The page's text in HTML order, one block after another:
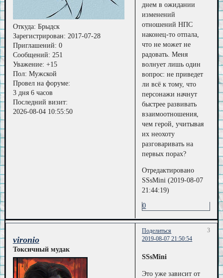
Откуда: Брыдск
Зарегистрирован: 2017-07-28
Приглашений: 0
Сообщений: 251
Уважение: +15
Пол: Мужской
Провел на форуме:
3 дня 6 часов
Последний визит:
2026-08-04 10:55:50
днем в ожидании
изменений
отношений НПС
наконец-то отпала,
что не может не
радовать. Меня
волнует лишь один
вопрос: не приведет
ли всё к тому, что
персонажи начнут
быстрее развивать
взаимоотношения,
чем герой, учитывая
их неохоту
разговаривать на
первых порах?
Отредактировано
SSsMini (2019-08-07
21:44:19)
0
Поделиться
3
2019-08-07 21:50:54
vironio
Токсичный мудак
SSsMini
Это уже зависит от